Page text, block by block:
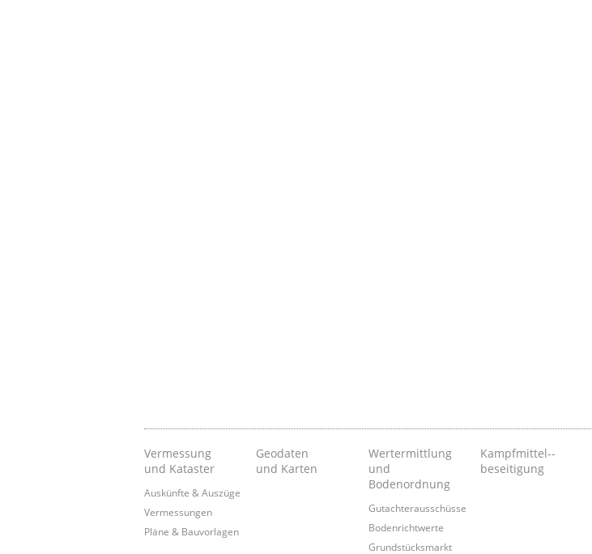
Vermessung
und Kataster
Auskünfte & Auszüge
Vermessungen
Pläne & Bauvorlagen
Geodaten
und Karten
Wertermittlung
und
Bodenordnung
Gutachterausschüsse
Bodenrichtwerte
Grundstücksmarkt
Kampfmittel-­
beseitigung